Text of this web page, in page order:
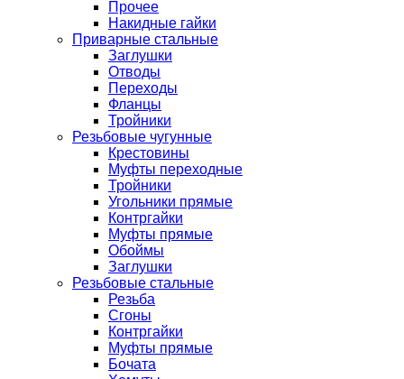
Прочее
Накидные гайки
Приварные стальные
Заглушки
Отводы
Переходы
Фланцы
Тройники
Резьбовые чугунные
Крестовины
Муфты переходные
Тройники
Угольники прямые
Контргайки
Муфты прямые
Обоймы
Заглушки
Резьбовые стальные
Резьба
Сгоны
Контргайки
Муфты прямые
Бочата